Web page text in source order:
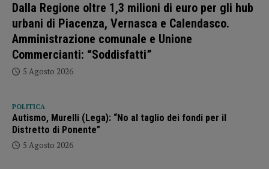
Dalla Regione oltre 1,3 milioni di euro per gli hub
urbani di Piacenza, Vernasca e Calendasco.
Amministrazione comunale e Unione
Commercianti: “Soddisfatti”
5 Agosto 2026
POLITICA
Autismo, Murelli (Lega): “No al taglio dei fondi per il
Distretto di Ponente”
5 Agosto 2026